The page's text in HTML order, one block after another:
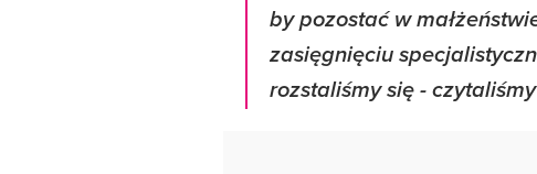
by pozostać w
zasięgnięciu
rozstaliśmy się -